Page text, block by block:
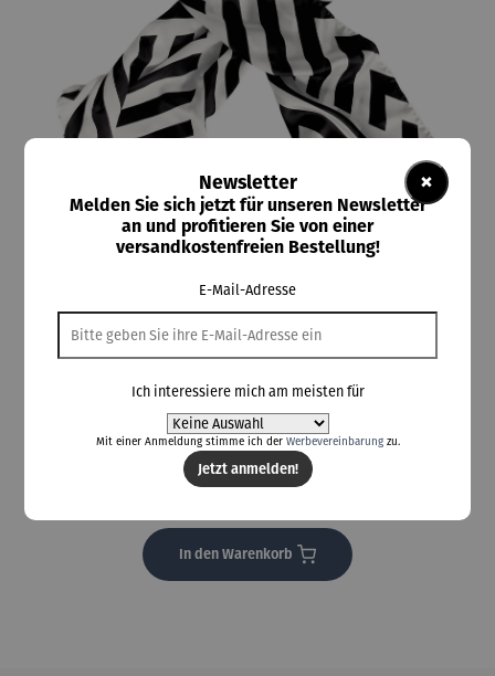
Seidenschal | Art Nouveau
98,00 €
Preise inkl. MwSt. zzgl. Versandkosten
In den Warenkorb
×
Newsletter
Melden Sie sich jetzt für unseren Newsletter
an und profitieren Sie von einer
versandkostenfreien Bestellung!
E-Mail-Adresse
Ich interessiere mich am meisten für
Mit einer Anmeldung stimme ich der Werbevereinbarungzu.
Jetzt anmelden!